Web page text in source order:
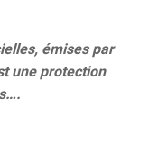
émises par
une protection